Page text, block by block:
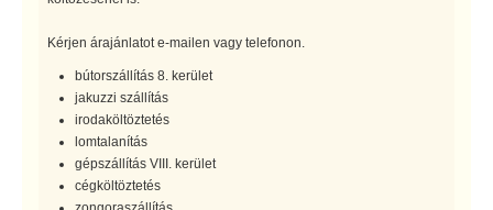
Kérjen árajánlatot e-mailen vagy telefonon.
bútorszállítás 8. kerület
jakuzzi szállítás
irodaköltöztetés
lomtalanítás
gépszállítás VIII. kerület
cégköltöztetés